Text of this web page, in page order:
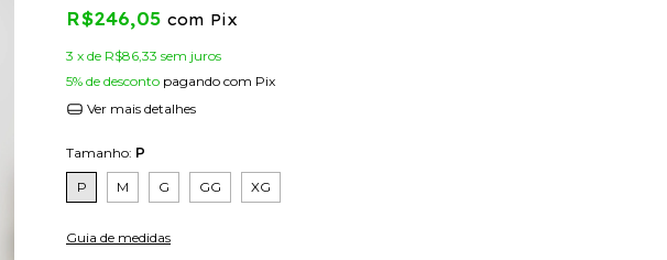
R$246,05 com Pix
3 x de R$86,33 sem juros
5% de desconto pagando com Pix
Ver mais detalhes
Tamanho: P
P M G GG XG
Guia de medidas